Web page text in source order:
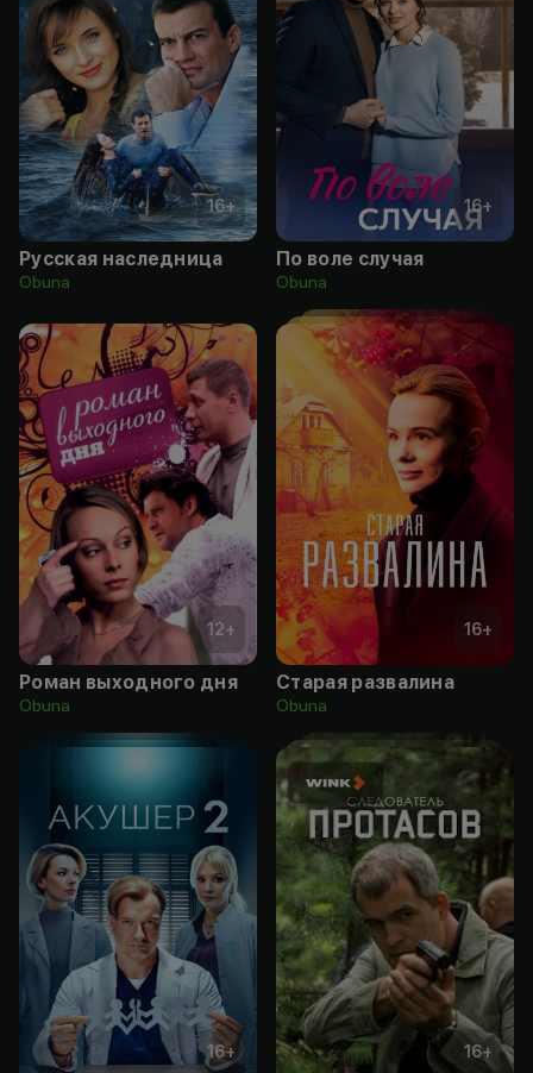
16+
Русская наследница
Obuna
16+
По воле случая
Obuna
12+
Роман выходного дня
Obuna
16+
Старая развалина
Obuna
16+ 16+